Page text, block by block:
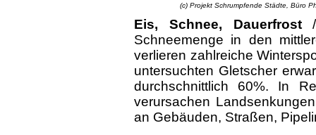
(c) Projekt Schrumpfende Städte, Büro
Eis, Schnee, Dauerfrost
Schneemenge in den
verlieren zahlreiche
untersuchten Gletscher
durchschnittlich 60%. In
verursachen
an Gebäuden, Straßen,